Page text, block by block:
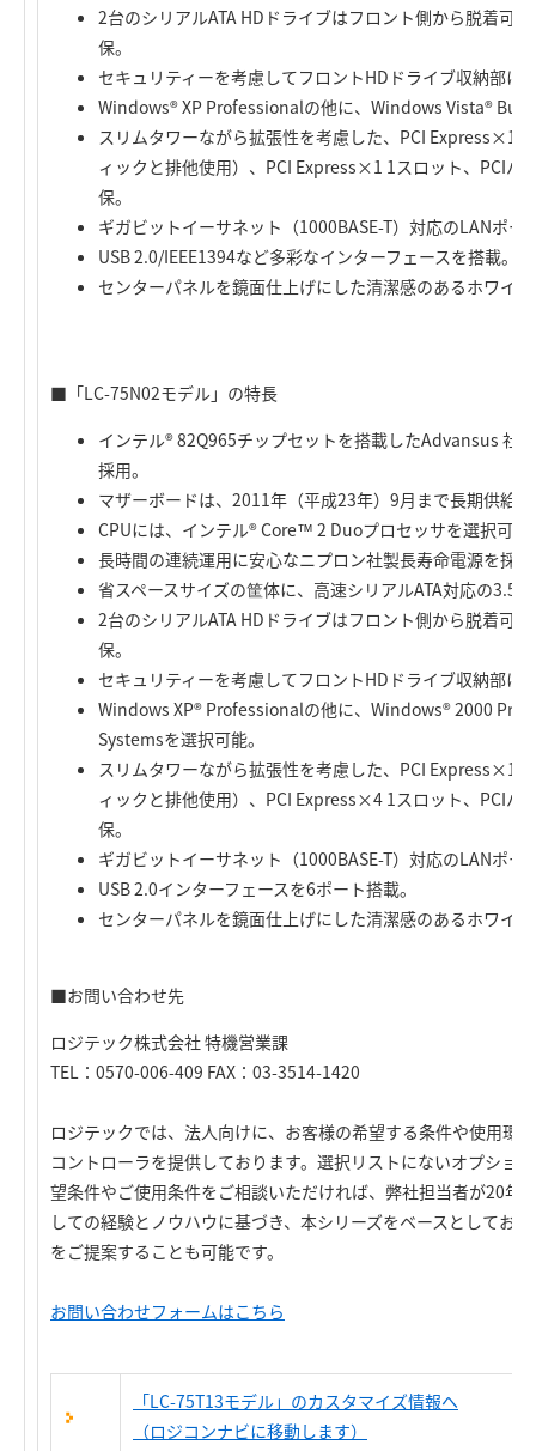
2台のシリアルATA HDドライブはフロント側から脱着可
保。
セキュリティーを考慮してフロントHDドライブ収納部に
Windows® XP Professionalの他に、Windows Vista®
スリムタワーながら拡張性を考慮した、PCI Express×16
ィックと排他使用）、PCI Express×1 1スロット、PCIバ
保。
ギガビットイーサネット（1000BASE-T）対応のLANポー
USB 2.0/IEEE1394など多彩なインターフェースを搭載。
センターパネルを鏡面仕上げにした清潔感のあるホワイ
■「LC-75N02モデル」の特長
インテル® 82Q965チップセットを搭載したAdvansus 社
採用。
マザーボードは、2011年（平成23年）9月まで長期供給
CPUには、インテル® Core™ 2 Duoプロセッサを選択可能
長時間の連続運用に安心なニプロン社製長寿命電源を採
省スペースサイズの筐体に、高速シリアルATA対応の3.5
2台のシリアルATA HDドライブはフロント側から脱着可
保。
セキュリティーを考慮してフロントHDドライブ収納部に
Windows XP® Professionalの他に、Windows® 2000
Systemsを選択可能。
スリムタワーながら拡張性を考慮した、PCI Express×16
ィックと排他使用）、PCI Express×4 1スロット、PCIバ
保。
ギガビットイーサネット（1000BASE-T）対応のLANポー
USB 2.0インターフェースを6ポート搭載。
センターパネルを鏡面仕上げにした清潔感のあるホワイ
■お問い合わせ先
ロジテック株式会社 特機営業課
TEL：0570-006-409 FAX：03-3514-1420
ロジテックでは、法人向けに、お客様の希望する条件や使用環
コントローラを提供しております。選択リストにないオプショ
望条件やご使用条件をご相談いただければ、弊社担当者が20年
しての経験とノウハウに基づき、本シリーズをベースとしてお
をご提案することも可能です。
お問い合わせフォームはこちら
「LC-75T13モデル」のカスタマイズ情報へ
（ロジコンナビに移動します）